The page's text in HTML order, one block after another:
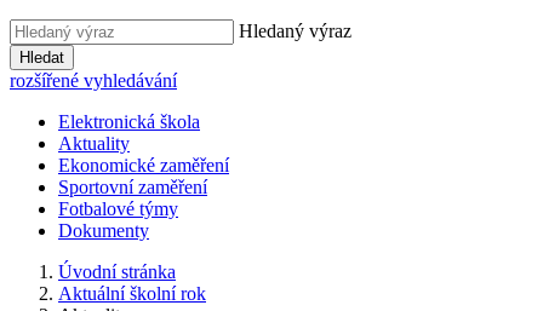
Hledaný výraz
Hledat
rozšířené vyhledávání
Elektronická škola
Aktuality
Ekonomické zaměření
Sportovní zaměření
Fotbalové týmy
Dokumenty
Úvodní stránka
Aktuální školní rok